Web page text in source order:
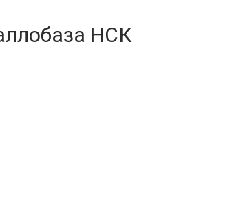
9:00-18:00 пн-птНСК